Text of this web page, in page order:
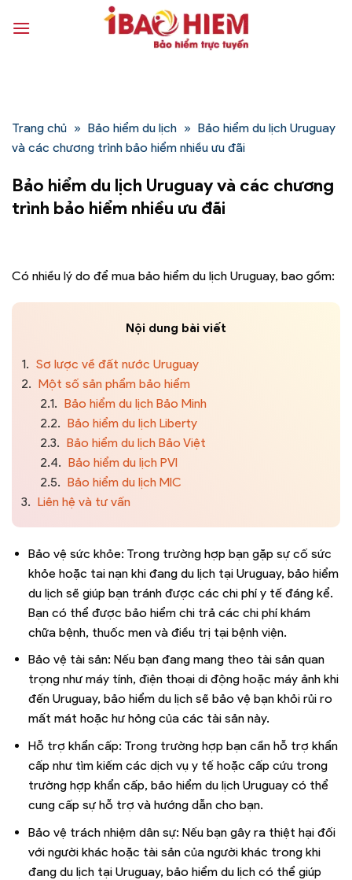
qua
Trang chủ » Bảo hiểm du lịch » Bảo hiểm du lịch Uruguay
và các chương trình bảo hiểm nhiều ưu đãi
Bảo hiểm du lịch Uruguay và các chương
trình bảo hiểm nhiều ưu đãi
Có nhiều lý do để mua bảo hiểm du lịch Uruguay, bao gồm:
Nội dung bài viết
1. Sơ lược về đất nước Uruguay
2. Một số sản phẩm bảo hiểm
2.1. Bảo hiểm du lịch Bảo Minh
2.2. Bảo hiểm du lịch Liberty
2.3. Bảo hiểm du lịch Bảo Việt
2.4. Bảo hiểm du lịch PVI
2.5. Bảo hiểm du lịch MIC
3. Liên hệ và tư vấn
Bảo vệ sức khỏe: Trong trường hợp bạn gặp sự cố sức
khỏe hoặc tai nạn khi đang du lịch tại Uruguay, bảo hiểm
du lịch sẽ giúp bạn tránh được các chi phí y tế đáng kể.
Bạn có thể được bảo hiểm chi trả các chi phí khám
chữa bệnh, thuốc men và điều trị tại bệnh viện.
Bảo vệ tài sản: Nếu bạn đang mang theo tài sản quan
trọng như máy tính, điện thoại di động hoặc máy ảnh khi
đến Uruguay, bảo hiểm du lịch sẽ bảo vệ bạn khỏi rủi ro
mất mát hoặc hư hỏng của các tài sản này.
Hỗ trợ khẩn cấp: Trong trường hợp bạn cần hỗ trợ khẩn
cấp như tìm kiếm các dịch vụ y tế hoặc cấp cứu trong
trường hợp khẩn cấp, bảo hiểm du lịch Uruguay có thể
cung cấp sự hỗ trợ và hướng dẫn cho bạn.
Bảo vệ trách nhiệm dân sự: Nếu bạn gây ra thiệt hại đối
với người khác hoặc tài sản của người khác trong khi
đang du lịch tại Uruguay, bảo hiểm du lịch có thể giúp